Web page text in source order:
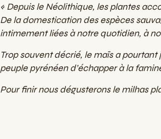
« Depuis le Néolithique, les plantes
De la domestication des espèces
intimement liées à notre quotidien, à
Trop souvent décrié, le maïs a pourtant
peuple pyrénéen d’échapper à la
Pour finir nous dégusterons le milhas